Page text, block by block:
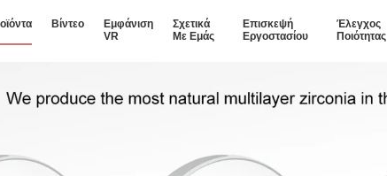
Βίντεο
Εμφάνιση
VR
Σχετικά
Με Εμάς
Επισκεψή
Εργοστασίου
Έλεγχος
Ποιότητας